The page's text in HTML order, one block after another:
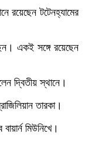
রয়েছেন টটেনহ্যামের
একই সঙ্গে রয়েছেন
দ্বিতীয় স্থানে।
তারকা।
মিউনিখে।